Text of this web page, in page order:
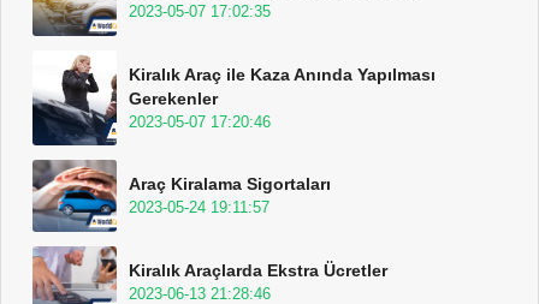
2023-05-07 17:02:35
Kiralık Araç ile Kaza Anında Yapılması
Gerekenler
2023-05-07 17:20:46
Araç Kiralama Sigortaları
2023-05-24 19:11:57
Kiralık Araçlarda Ekstra Ücretler
2023-06-13 21:28:46